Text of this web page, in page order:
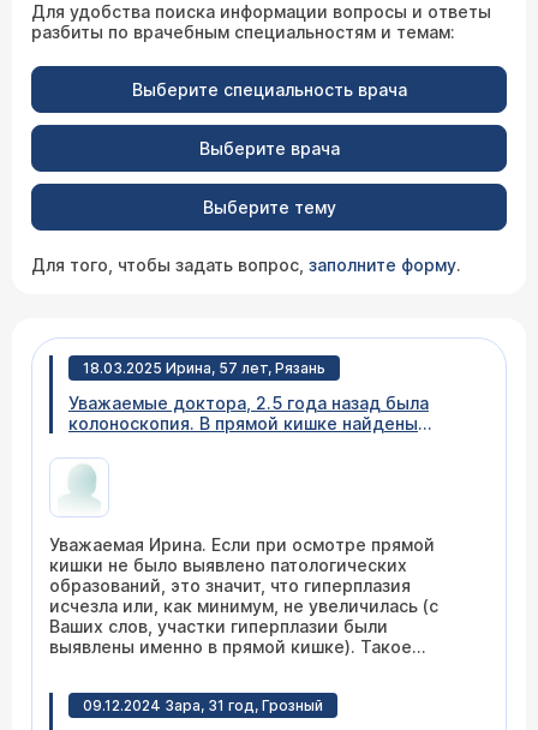
Для удобства поиска информации вопросы и ответы
разбиты по врачебным специальностям и темам:
Выберите специальность врача
Выберите врача
Выберите тему
Для того, чтобы задать вопрос, заполните форму.
18.03.2025 Ирина, 57 лет, Рязань
Уважаемые доктора, 2.5 года назад была
колоноскопия. В прямой кишке найдены
и был удален. Биопсия :зубчатая аденома. На
сегодня сделала ректоскопию, тк недавно
был компрессионный перелом позвонка и
см и осмотреть часть сигмовидной не смогли
из за угла. Гиперплазии не обнаружено, те
очевидно ректосигмоидальный отдел не был
осмотрен. Подскажите стоит ли волноваться и
могла ли уйти гиперплазия?
Уважаемая Ирина. Если при осмотре прямой
кишки не было выявлено патологических
образований, это значит, что гиперплазия
исчезла или, как минимум, не увеличилась (с
Ваших слов, участки гиперплазии были
выявлены именно в прямой кишке). Такое
плановом порядке выполните колоноскопию.
09.12.2024 Зара, 31 год, Грозный